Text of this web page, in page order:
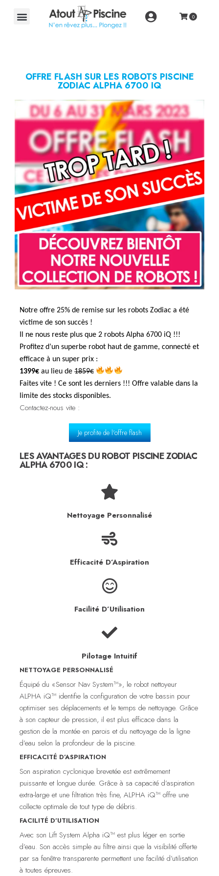
OFFRE FLASH SUR LES ROBOTS PISCINE
ZODIAC ALPHA 6700 IQ
Notre offre 25% de remise sur les robots Zodiac a été
victime de son succès !
Il ne nous reste plus que 2 robots Alpha 6700 iQ !!!
Profitez d’un superbe robot haut de gamme, connecté et
efficace à un super prix :
1399€ au lieu de 1859€
Faites vite ! Ce sont les derniers !!! Offre valable dans la
limite des stocks disponibles.
Contactez-nous vite :
Je profite de l'offre flash
LES AVANTAGES DU ROBOT PISCINE ZODIAC
ALPHA 6700 IQ :
Nettoyage Personnalisé
Efficacité D’Aspiration
Facilité D’Utilisation
Pilotage Intuitif
NETTOYAGE PERSONNALISÉ
Équipé du «Sensor Nav System™», le robot nettoyeur
ALPHA iQ™ identifie la configuration de votre bassin pour
optimiser ses déplacements et le temps de nettoyage. Grâce
à son capteur de pression, il est plus efficace dans la
gestion de la montée en parois et du nettoyage de la ligne
d’eau selon la profondeur de la piscine.
EFFICACITÉ D’ASPIRATION
Son aspiration cyclonique brevetée est extrêmement
puissante et longue durée. Grâce à sa capacité d’aspiration
extra-large et une filtration très fine, ALPHA iQ™ offre une
collecte optimale de tout type de débris.
FACILITÉ D’UTILISATION
Avec son Lift System Alpha iQ™ est plus léger en sortie
d’eau. Son accès simple au filtre ainsi que la visibilité offerte
par sa fenêtre transparente permettent une facilité d’utilisation
à toutes épreuves.